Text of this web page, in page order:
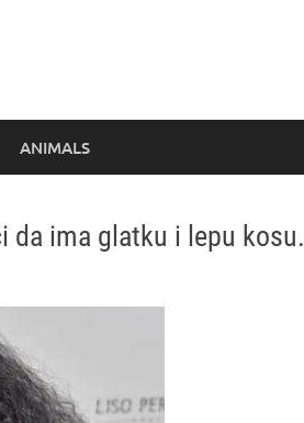
ANIMALS
da ima glatku i lepu kosu.